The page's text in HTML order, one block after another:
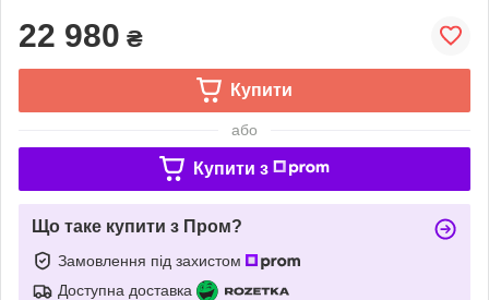
22 980 ₴
Купити
або
Купити з
Що таке купити з Пром?
Замовлення під захистом
Доступна доставка